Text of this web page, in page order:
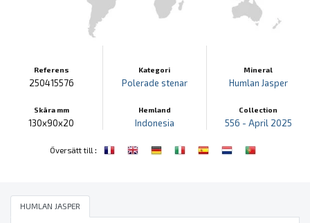
Referens
250415576
Skära mm
130x90x20
Kategori
Polerade stenar
Hemland
Indonesia
Mineral
Humlan Jasper
Collection
556 - April 2025
Översätt till :
HUMLAN JASPER